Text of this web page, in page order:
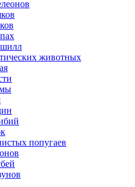
животных
попугаев